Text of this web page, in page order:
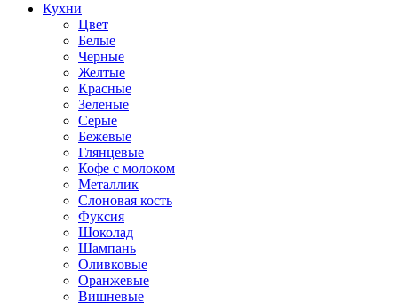
Кухни
Цвет
Белые
Черные
Желтые
Красные
Зеленые
Серые
Бежевые
Глянцевые
Кофе с молоком
Металлик
Слоновая кость
Фуксия
Шоколад
Шампань
Оливковые
Оранжевые
Вишневые